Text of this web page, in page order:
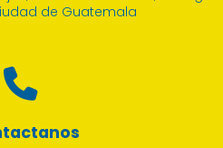
de Guatemala